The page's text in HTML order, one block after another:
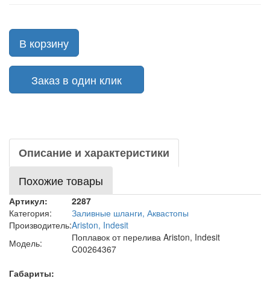
В корзину
Заказ в один клик
Описание и характеристики
Похожие товары
Артикул:
2287
Категория:
Заливные шланги, Аквастопы
Производитель:Ariston, Indesit
Модель:
Поплавок от перелива Ariston, Indesit
C00264367
Габариты: